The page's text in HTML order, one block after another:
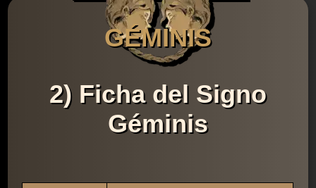
GÉMINIS
2) Ficha del Signo
Géminis